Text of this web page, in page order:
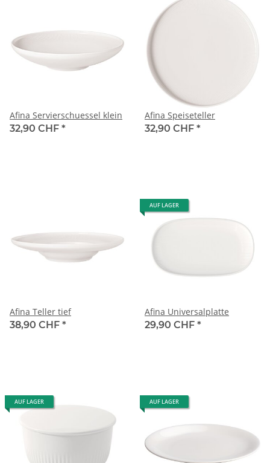
Afina Servierschuessel klein
32,90 CHF *
Afina Speiseteller
32,90 CHF *
Afina Teller tief
38,90 CHF *
AUF LAGER
Afina Universalplatte
29,90 CHF *
AUF LAGER AUF LAGER